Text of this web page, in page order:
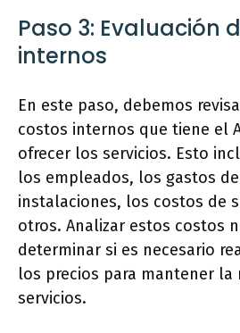
Paso 3: Evaluación
internos
En este paso, debemos
costos internos que tiene el
ofrecer los servicios. Esto
los empleados, los gastos
instalaciones, los costos de
otros. Analizar estos costos
determinar si es necesario
los precios para mantener
servicios.